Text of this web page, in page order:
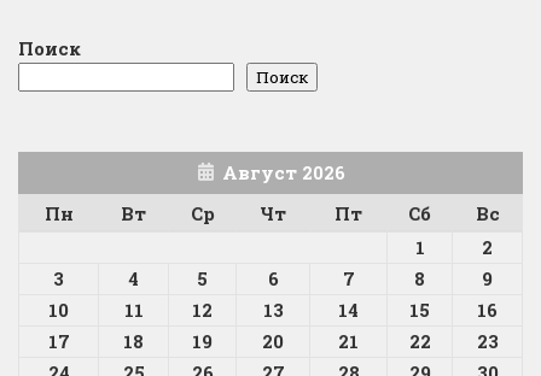
Поиск
Поиск
Август 2026
Пн
Вт Ср Чт Пт Сб
Вс
1
2
3
4 5 6 7 8
9
10
11 12 13 14 15
16
17
18 19 20 21 22
23